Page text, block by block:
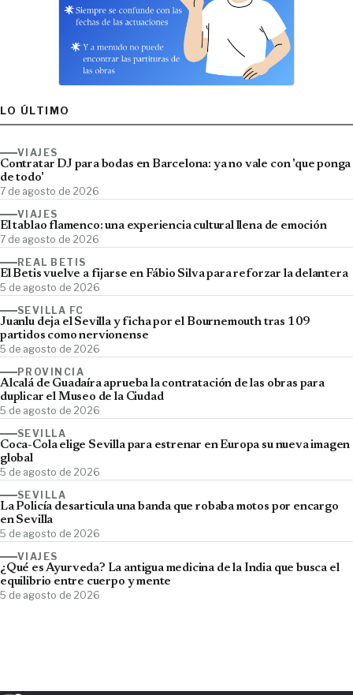
LO ÚLTIMO
VIAJES
Contratar DJ para bodas en Barcelona: ya no vale con 'que ponga
de todo'
7 de agosto de 2026
VIAJES
El tablao flamenco: una experiencia cultural llena de emoción
7 de agosto de 2026
REAL BETIS
El Betis vuelve a fijarse en Fábio Silva para reforzar la delantera
5 de agosto de 2026
SEVILLA FC
Juanlu deja el Sevilla y ficha por el Bournemouth tras 109
partidos como nervionense
5 de agosto de 2026
PROVINCIA
Alcalá de Guadaíra aprueba la contratación de las obras para
duplicar el Museo de la Ciudad
5 de agosto de 2026
SEVILLA
Coca-Cola elige Sevilla para estrenar en Europa su nueva imagen
global
5 de agosto de 2026
SEVILLA
La Policía desarticula una banda que robaba motos por encargo
en Sevilla
5 de agosto de 2026
VIAJES
¿Qué es Ayurveda? La antigua medicina de la India que busca el
equilibrio entre cuerpo y mente
5 de agosto de 2026